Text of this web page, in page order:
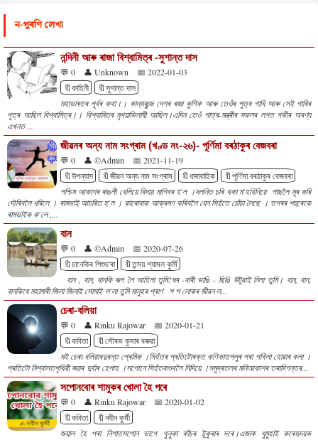
ন-পুৰণি লেখা
নন্দিনী আৰু ৰাজা বিশ্বামিত্ৰ -সুশান্ত দাস
💬 0 👤 Unknown
📅 2022-01-03
🔖কাহিনী
🔖সুশান্ত দাস
মহাভাৰতৰ পূৰ্বৰ কথা।। কান্যকুব্জ দেশৰ ৰজা কুশিক আৰু তেওঁৰ পুত্ৰ গাধি আৰু সেই গাধিৰ
পুত্ৰ আছিল বিশ্বামিত্ৰ।। বিশ্বামিত্ৰ মৃগয়াভিলাষী আছিল।এদিন তেওঁ পাত্ৰ-মন্ত্ৰীৰ সকলৰ লগত গভীৰ অৰণ্য
এখনত ...
জীৱনৰ অন্য নাম সংগ্ৰাম (খণ্ড নং-২৬)- পূৰ্ণিমা বৰঠাকুৰ বেজবৰা
💬 0 👤 ©Admin
📅 2021-11-19
🔖উপন্যাস
🔖জীৱন অন্য নাম সংগ্ৰাম 🔖ধাৰাবাহিক
🔖পূৰ্ণিমা বৰঠাকুৰ বেজবৰা
পশ্চিম আকাশৰ ৰাঙলী বেলিয়ে বিদায় মাগিবৰ হ'ল ।দলনিত চৰি থকা ম'হখিনিয়ে পাছলৈ মূৰ কৰি
দৌৰিবলৈ ধৰিলে । ৰামভাই আচৰিত হ'ল । কাৰোবাক আক্ৰমণ কৰিবলৈ যেন সিহঁতে চোঁচা লৈছে । তগৰৰ শহুৰেকে
ৰামভাইক ক'লে ,...
বান
💬 0 👤 ©Admin
📅 2020-07-26
🔖চানেকিৰ শিশুচ'ৰা
🔖তন্ময় শ্যামল কুৰ্মি
বান‌ , বান, বানকি ৰূপ লৈ আহিলা তুমি?ঘৰ -বাৰী ভাঙি - ছিঙি উটুৱাই নিলা তুমি। বান, বান,
বানকিযে মহামাৰী জিলা জিলাই সোমাই ল'লা তুমি মানুহৰ প্ৰাণ শ শ লোকৰ জীৱন ল...
চেৰা-বলিয়া
💬 0 👤 Rinku Rajowar
📅 2020-01-21
🔖কবিতা
🔖সৌৰভ কুমাৰ বৰুৱা
মই চেৰা-বলিয়াৰদুৰন্ত প্ৰেমিক ।সিহঁতৰ প্ৰতিটোৰক্ত কণিকাতপলুৰ পৰা পখিলা হোৱাৰ কলা ।
প্ৰতিটো নিশ্বাসতপৃথিৱী জয়ৰ দুৰ্বাৰ হেপাহ ।সপোনে সিহঁতকশুবলৈ নিদিয়ে ।সমুদ্ৰতলৰ মনিআকাশৰ তৰাদিগন্তৰ...
সপোনবোৰ শামুকৰ খোলা হৈ পৰে
💬 0 👤 Rinku Rajowar
📅 2020-01-02
🔖কবিতা
🔖নবীন কুৰ্মী
জয়াল হৈ পৰা নিশাতসপোন ভাগে থুনুকা কাঁচৰ টুকুৰাৰ দৰে।এজাক ধুমুহাই কৰেহৃদয়ক